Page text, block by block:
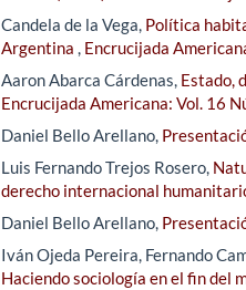
Candela de la Vega, Política
Argentina , Encrucijada
Aaron Abarca Cárdenas, Estado,
Encrucijada Americana: Vol. 16
Daniel Bello Arellano,
Luis Fernando Trejos Rosero,
derecho internacional
Daniel Bello Arellano,
Iván Ojeda Pereira, Fernando
Haciendo sociología en el fin del